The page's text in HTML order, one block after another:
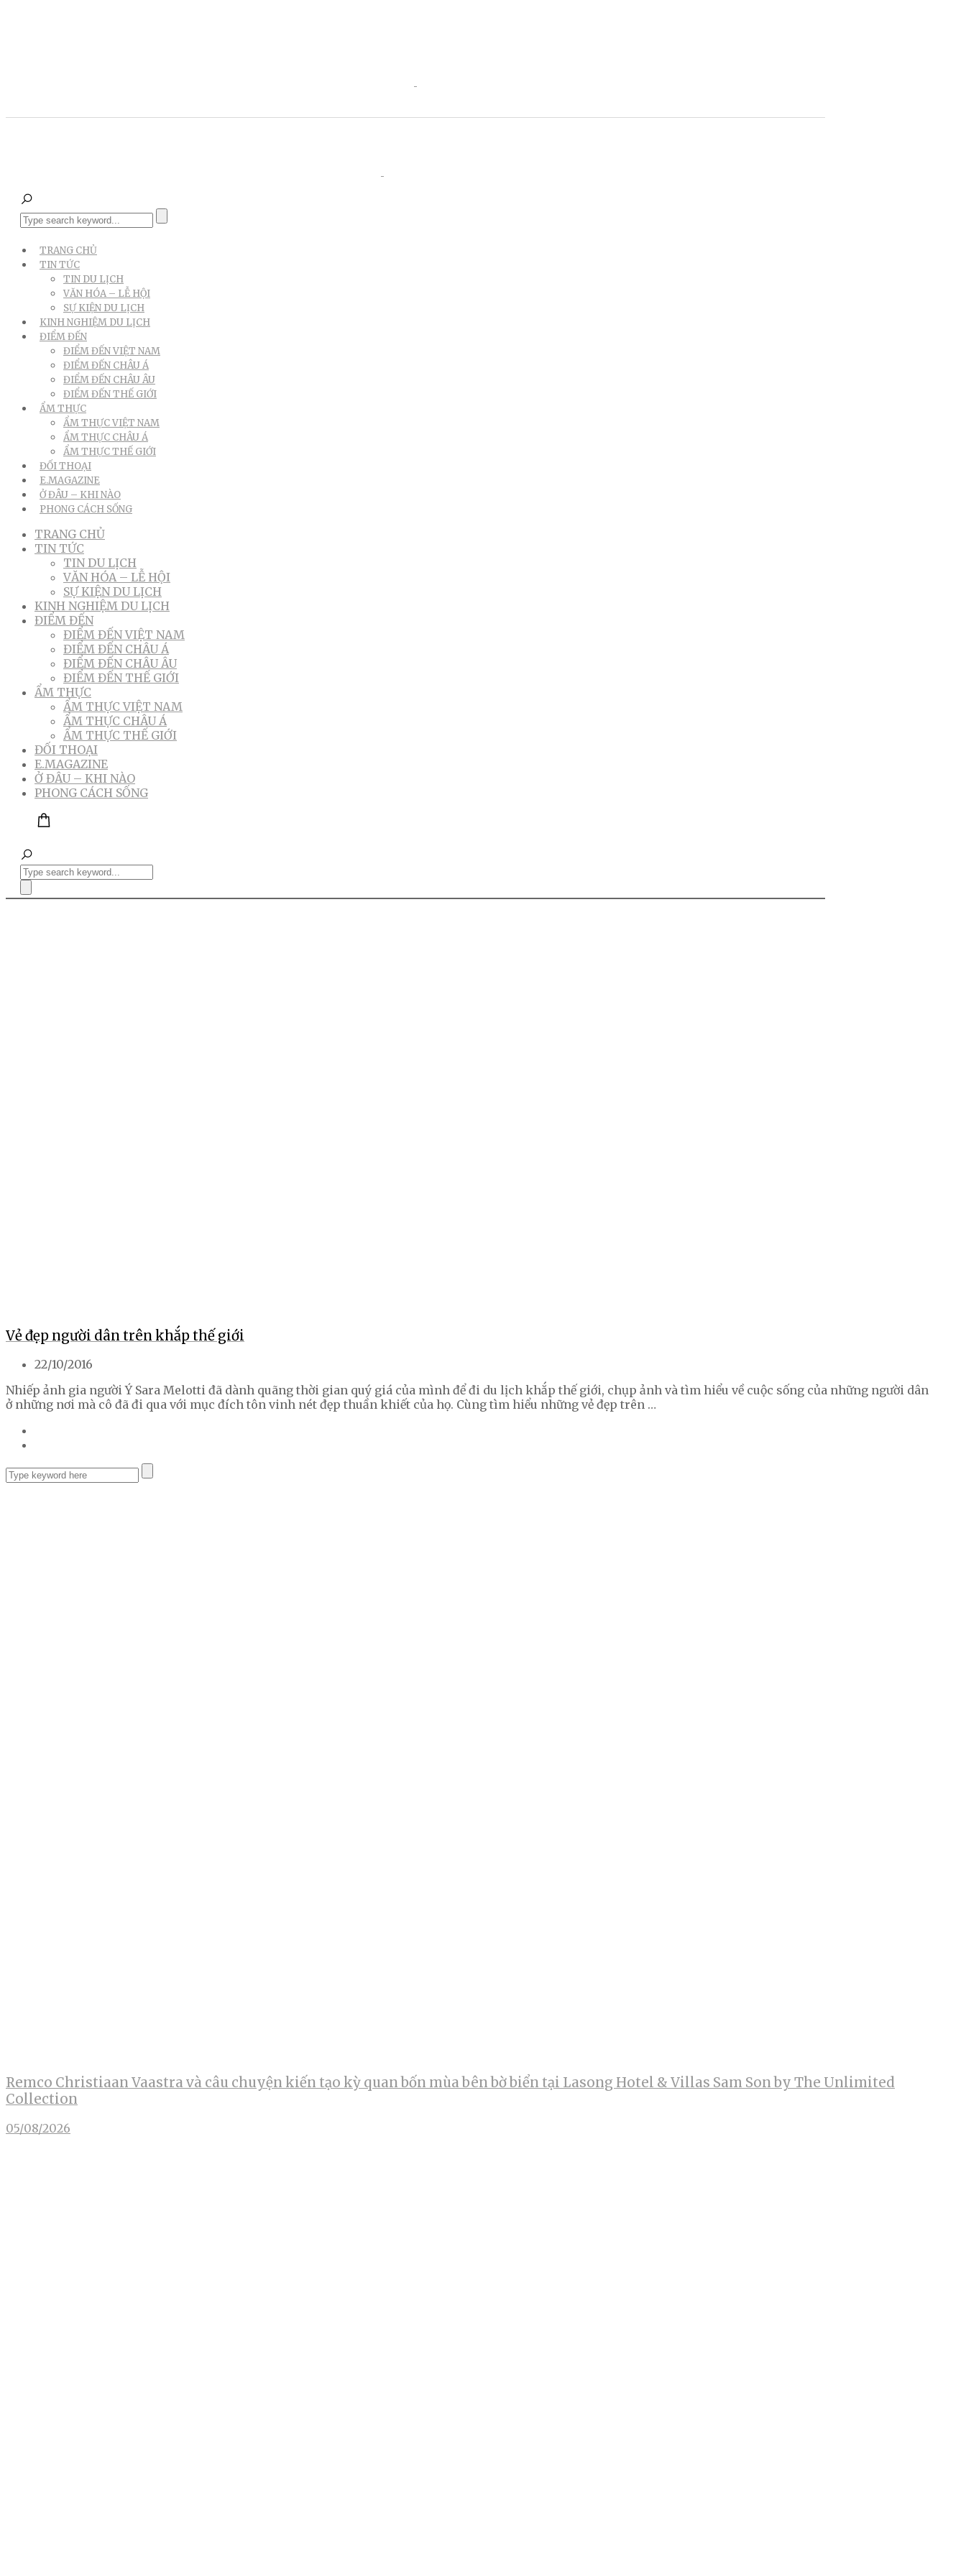
TRANG CHỦ
TIN TỨC
TIN DU LỊCH
VĂN HÓA – LỄ HỘI
SỰ KIỆN DU LỊCH
KINH NGHIỆM DU LỊCH
ĐIỂM ĐẾN
ĐIỂM ĐẾN VIỆT NAM
ĐIỂM ĐẾN CHÂU Á
ĐIỂM ĐẾN CHÂU ÂU
ĐIỂM ĐẾN THẾ GIỚI
ẨM THỰC
ẨM THỰC VIỆT NAM
ẨM THỰC CHÂU Á
ẨM THỰC THẾ GIỚI
ĐỐI THOẠI
E.MAGAZINE
Ở ĐÂU – KHI NÀO
PHONG CÁCH SỐNG
TRANG CHỦ
TIN TỨC
TIN DU LỊCH
VĂN HÓA – LỄ HỘI
SỰ KIỆN DU LỊCH
KINH NGHIỆM DU LỊCH
ĐIỂM ĐẾN
ĐIỂM ĐẾN VIỆT NAM
ĐIỂM ĐẾN CHÂU Á
ĐIỂM ĐẾN CHÂU ÂU
ĐIỂM ĐẾN THẾ GIỚI
ẨM THỰC
ẨM THỰC VIỆT NAM
ẨM THỰC CHÂU Á
ẨM THỰC THẾ GIỚI
ĐỐI THOẠI
E.MAGAZINE
Ở ĐÂU – KHI NÀO
PHONG CÁCH SỐNG
Vẻ đẹp người dân trên khắp thế giới
22/10/2016
Nhiếp ảnh gia người Ý Sara Melotti đã dành quãng thời gian quý giá của mình để đi du lịch khắp thế giới, chụp ảnh và tìm hiểu về cuộc sống của những người dân
ở những nơi mà cô đã đi qua với mục đích tôn vinh nét đẹp thuần khiết của họ. Cùng tìm hiểu những vẻ đẹp trên …
Remco Christiaan Vaastra và câu chuyện kiến tạo kỳ quan bốn mùa bên bờ biển tại Lasong Hotel & Villas Sam Son by The Unlimited
Collection
05/08/2026